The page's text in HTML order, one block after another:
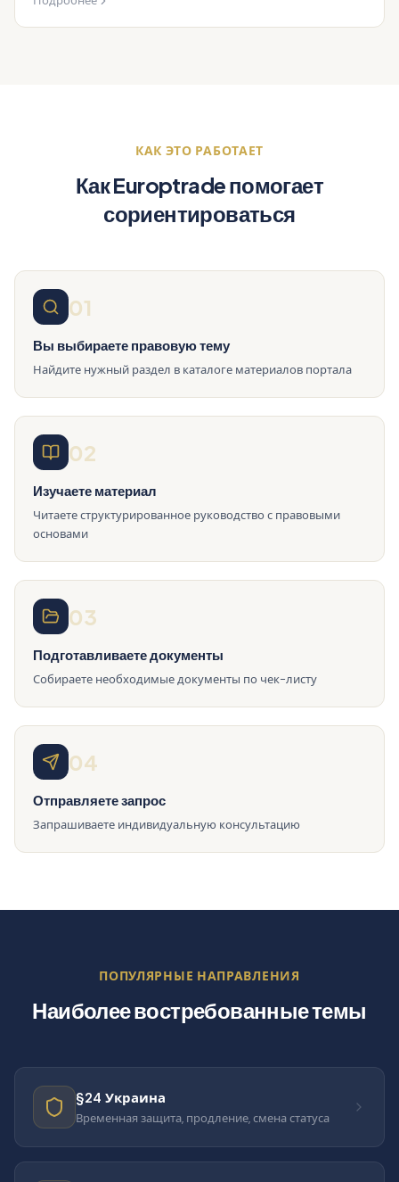
КАК ЭТО РАБОТАЕТ
Как Europtrade помогает
сориентироваться
01
Вы выбираете правовую тему
Найдите нужный раздел в каталоге материалов портала
02
Изучаете материал
Читаете структурированное руководство с правовыми
основами
03
Подготавливаете документы
Собираете необходимые документы по чек-листу
04
Отправляете запрос
Запрашиваете индивидуальную консультацию
ПОПУЛЯРНЫЕ НАПРАВЛЕНИЯ
Наиболее востребованные темы
§24 Украина
Временная защита, продление, смена статуса